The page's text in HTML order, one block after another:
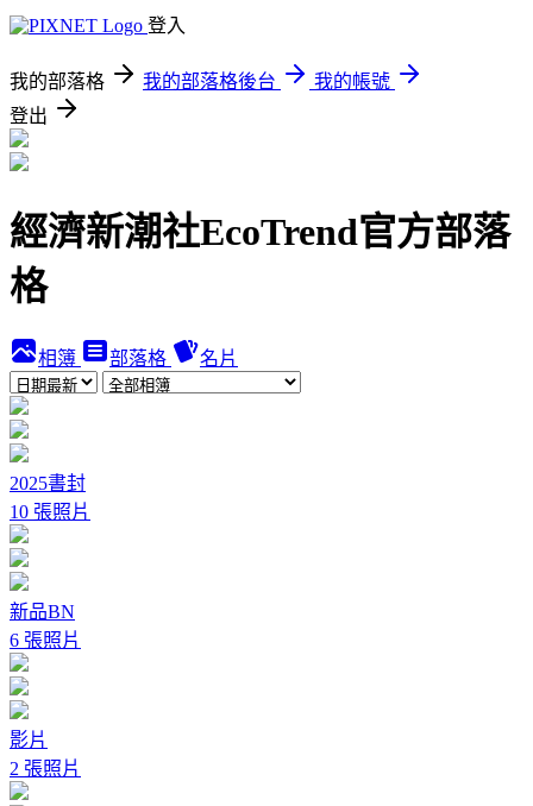
登入
我的部落格 我的部落格後台
我的帳號
登出
經濟新潮社EcoTrend官方部落
格
相簿 部落格 名片
2025書封
10 張照片
新品BN
6 張照片
影片
2 張照片